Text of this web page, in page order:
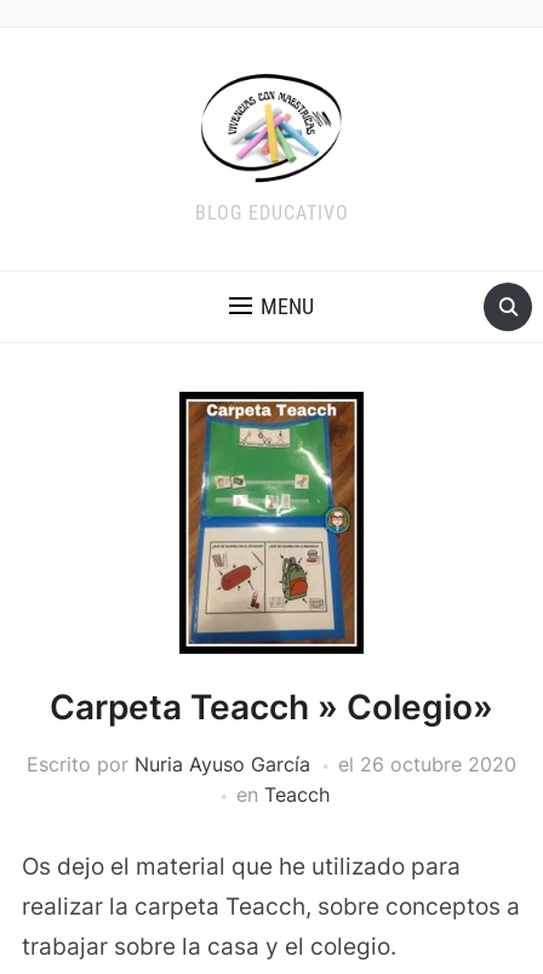
BLOG EDUCATIVO
MENU
Carpeta Teacch » Colegio»
Escrito por Nuria Ayuso García el 26 octubre 2020
en Teacch
Os dejo el material que he utilizado para
realizar la carpeta Teacch, sobre conceptos a
trabajar sobre la casa y el colegio.